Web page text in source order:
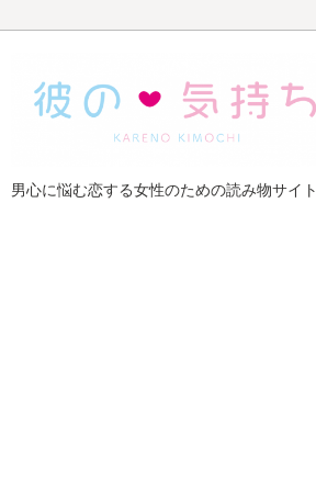
男心に悩む恋する女性のための読み物サイト